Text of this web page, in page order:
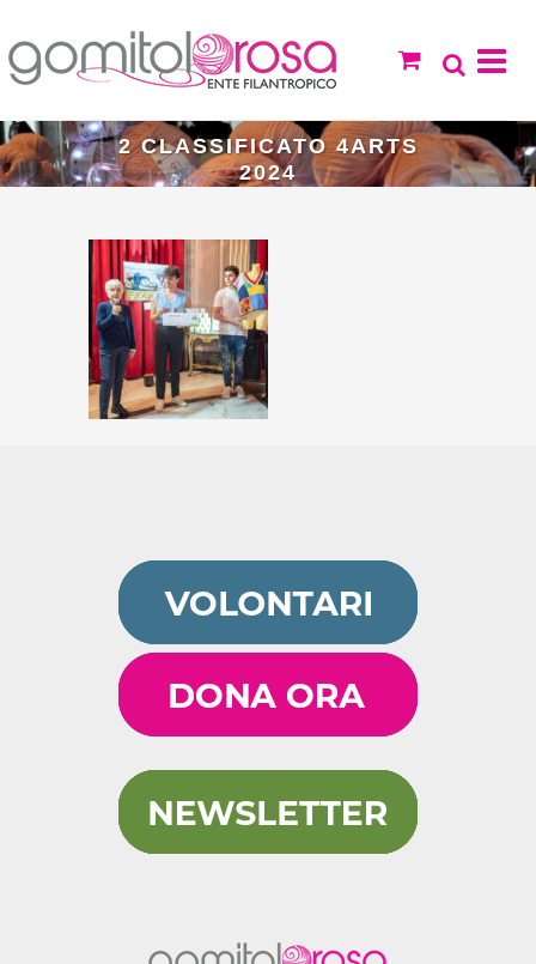
2 CLASSIFICATO 4ARTS
2024